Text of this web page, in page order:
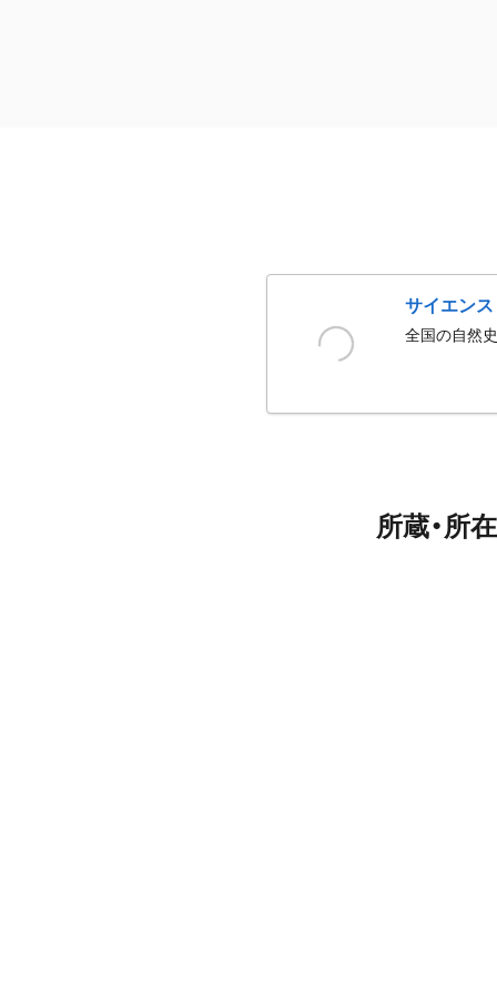
サイエン
全国の自然
所蔵・所在